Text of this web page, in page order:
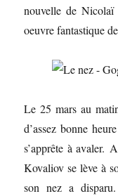
nouvelle de Nicolaï
oeuvre fantastique
Le 25 mars au
d’assez bonne
s’apprête à avaler.
Kovaliov se lève à
son nez a